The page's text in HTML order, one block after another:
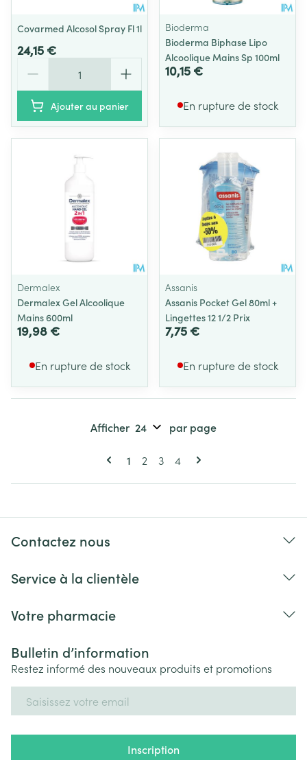
Covarmed Alcosol Spray Fl 1l
24,15 €
Ajouter au panier
Bioderma
Bioderma Biphase Lipo
Alcoolique Mains Sp 100ml
10,15 €
En rupture de stock
Dermalex
Dermalex Gel Alcoolique
Mains 600ml
19,98 €
En rupture de stock
Assanis
Assanis Pocket Gel 80ml +
Lingettes 12 1/2 Prix
7,75 €
En rupture de stock
Pages
Vous lisez actuellement la page
1 Page
2 Page
3 Page
4
Afficher par page
Contactez nous
Service à la clientèle
Votre pharmacie
Bulletin d’information
Restez informé des nouveaux produits et promotions
Inscription